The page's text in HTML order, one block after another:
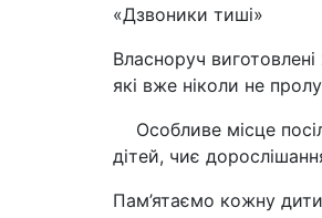
«Дзвоники тиші»
Власноруч
які вже ніколи не
Особливе місце
дітей, чиє
Пам’ятаємо кожну